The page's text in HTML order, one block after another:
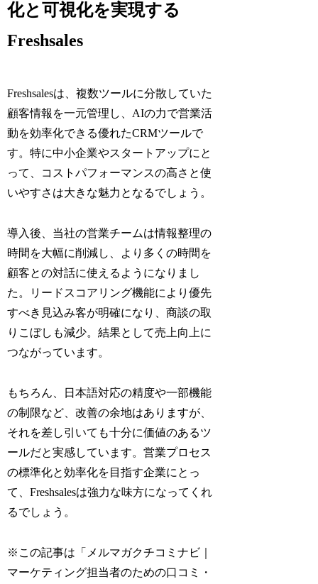
化と可視化を実現する
Freshsales
Freshsalesは、複数ツールに分散していた
顧客情報を一元管理し、AIの力で営業活
動を効率化できる優れたCRMツールで
す。特に中小企業やスタートアップにと
って、コストパフォーマンスの高さと使
いやすさは大きな魅力となるでしょう。
導入後、当社の営業チームは情報整理の
時間を大幅に削減し、より多くの時間を
顧客との対話に使えるようになりまし
た。リードスコアリング機能により優先
すべき見込み客が明確になり、商談の取
りこぼしも減少。結果として売上向上に
つながっています。
もちろん、日本語対応の精度や一部機能
の制限など、改善の余地はありますが、
それを差し引いても十分に価値のあるツ
ールだと実感しています。営業プロセス
の標準化と効率化を目指す企業にとっ
て、Freshsalesは強力な味方になってくれ
るでしょう。
※この記事は「メルマガクチコミナビ｜
マーケティング担当者のための口コミ・